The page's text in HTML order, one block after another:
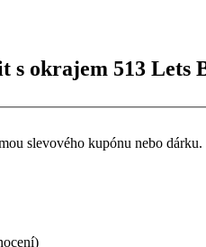
okrajem 513 Lets
slevového kupónu nebo dárku.